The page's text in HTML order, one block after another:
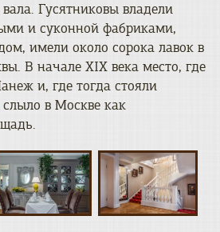
Гусятниковы владели
и суконной фабриками,
имели около сорока лавок в
В начале XIX века место, где
и, где тогда стояли
слыло в Москве как